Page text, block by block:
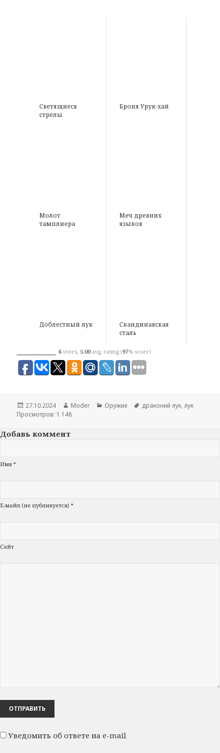
Светящиеся
стрелы
Броня Урук-хай
Молот
тамплиера
Меч древних
языков
Доблестный лук
Скандинавская
сталь
6 votes,5.00avg. rating (97% score)
Опубликовано
27.10.2024 Автор
Moder Рубрики
Оружие Метки
драконий лук,лук
Просмотров: 1 148
Добавь коммент
Имя *
Е-майл (не публикуется) *
Сайт
Уведомить об ответе на e-mail